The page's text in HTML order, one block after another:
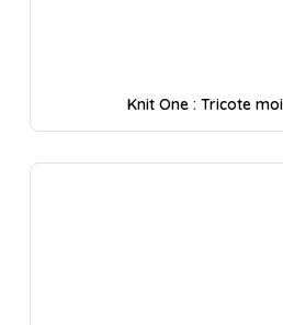
Knit One : Tricote